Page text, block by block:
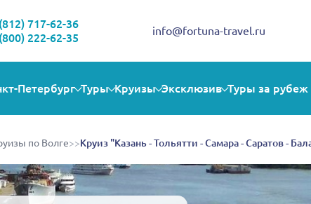
Выбираете себе увлекательную поездку? Могу помочь!
717-62-36
222-62-35
info@fortuna-travel.ru
Петербург Туры Круизы Эксклюзив Туры за рубеж
по Волге>>Круиз "Казань - Тольятти - Самара - Саратов -